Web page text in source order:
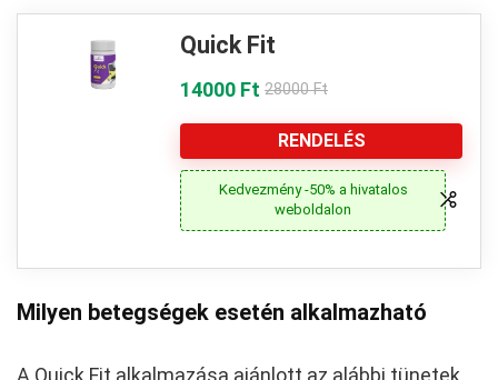
Quick Fit
14000 Ft 28000 Ft
RENDELÉS
Kedvezmény -50% a hivatalos
weboldalon
Milyen betegségek esetén alkalmazható
A Quick Fit alkalmazása ajánlott az alábbi tünetek